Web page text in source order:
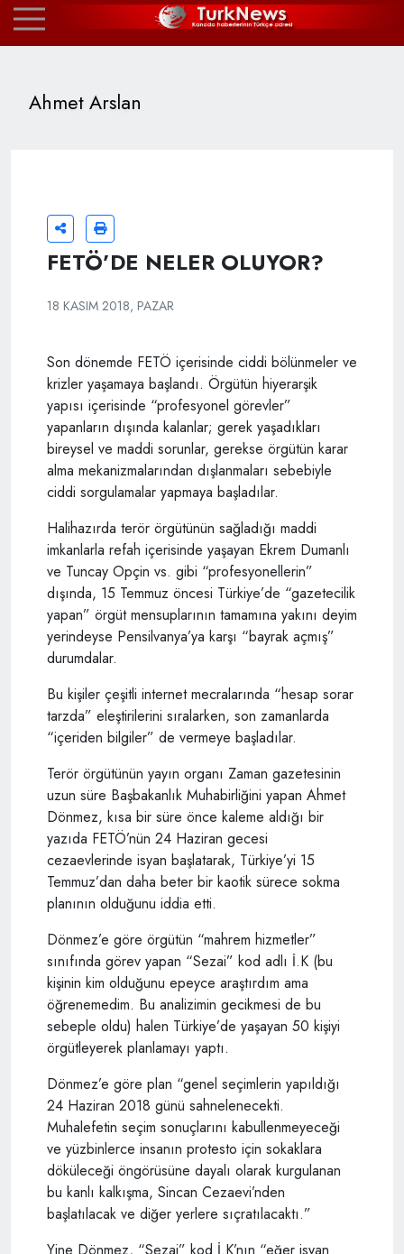
Ahmet Arslan
FETÖ’DE NELER OLUYOR?
18 KASIM 2018, PAZAR
Son dönemde FETÖ içerisinde ciddi bölünmeler ve
krizler yaşamaya başlandı. Örgütün hiyerarşik
yapısı içerisinde “profesyonel görevler”
yapanların dışında kalanlar; gerek yaşadıkları
bireysel ve maddi sorunlar, gerekse örgütün karar
alma mekanizmalarından dışlanmaları sebebiyle
ciddi sorgulamalar yapmaya başladılar.
Halihazırda terör örgütünün sağladığı maddi
imkanlarla refah içerisinde yaşayan Ekrem Dumanlı
ve Tuncay Opçin vs. gibi “profesyonellerin”
dışında, 15 Temmuz öncesi Türkiye’de “gazetecilik
yapan” örgüt mensuplarının tamamına yakını deyim
yerindeyse Pensilvanya’ya karşı “bayrak açmış”
durumdalar.
Bu kişiler çeşitli internet mecralarında “hesap sorar
tarzda” eleştirilerini sıralarken, son zamanlarda
“içeriden bilgiler” de vermeye başladılar.
Terör örgütünün yayın organı Zaman gazetesinin
uzun süre Başbakanlık Muhabirliğini yapan Ahmet
Dönmez, kısa bir süre önce kaleme aldığı bir
yazıda FETÖ’nün 24 Haziran gecesi
cezaevlerinde isyan başlatarak, Türkiye’yi 15
Temmuz’dan daha beter bir kaotik sürece sokma
planının olduğunu iddia etti.
Dönmez’e göre örgütün “mahrem hizmetler”
sınıfında görev yapan “Sezai” kod adlı İ.K (bu
kişinin kim olduğunu epeyce araştırdım ama
öğrenemedim. Bu analizimin gecikmesi de bu
sebeple oldu) halen Türkiye’de yaşayan 50 kişiyi
örgütleyerek planlamayı yaptı.
Dönmez’e göre plan “genel seçimlerin yapıldığı
24 Haziran 2018 günü sahnelenecekti.
Muhalefetin seçim sonuçlarını kabullenmeyeceği
ve yüzbinlerce insanın protesto için sokaklara
döküleceği öngörüsüne dayalı olarak kurgulanan
bu kanlı kalkışma, Sincan Cezaevi’nden
başlatılacak ve diğer yerlere sıçratılacaktı.”